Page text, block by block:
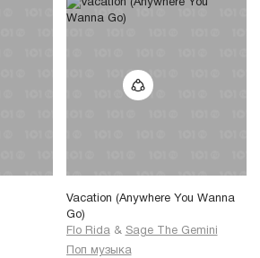
Vacation (Anywhere You Wanna
Go)
Flo Rida & Sage The Gemini
Поп музыка